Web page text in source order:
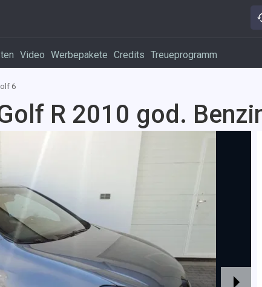
Video Werbepakete Credits Treueprogramm
6
R 2010 god.